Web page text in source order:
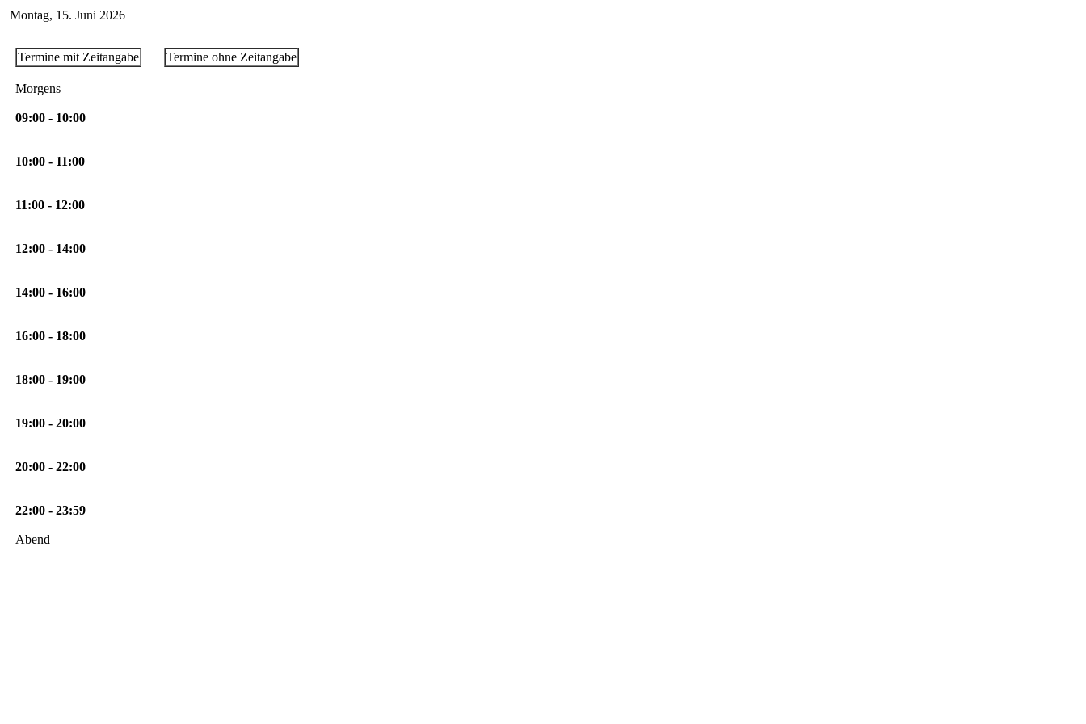
Montag, 15. Juni 2026
Termine mit Zeitangabe
Morgens
09:00 - 10:00
10:00 - 11:00
11:00 - 12:00
12:00 - 14:00
14:00 - 16:00
16:00 - 18:00
18:00 - 19:00
19:00 - 20:00
20:00 - 22:00
22:00 - 23:59
Abend
Termine ohne Zeitangabe